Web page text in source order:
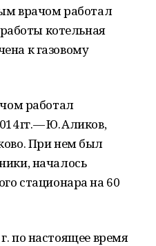
врачом работал
котельная
к газовому
работал
гг. — Ю. Аликов,
При нем был
началось
стационара на 60
г. по настоящее время